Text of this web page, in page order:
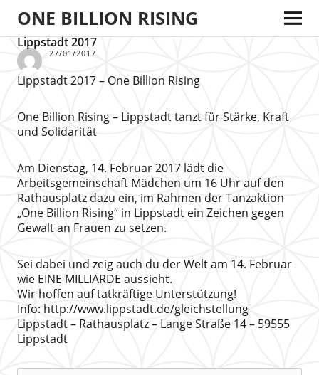
ONE BILLION RISING
Lippstadt 2017
27/01/2017
Lippstadt 2017 – One Billion Rising
One Billion Rising – Lippstadt tanzt für Stärke, Kraft
und Solidarität
Am Dienstag, 14. Februar 2017 lädt die
Arbeitsgemeinschaft Mädchen um 16 Uhr auf den
Rathausplatz dazu ein, im Rahmen der Tanzaktion
„One Billion Rising“ in Lippstadt ein Zeichen gegen
Gewalt an Frauen zu setzen.
Sei dabei und zeig auch du der Welt am 14. Februar
wie EINE MILLIARDE aussieht.
Wir hoffen auf tatkräftige Unterstützung!
Info: http://www.lippstadt.de/gleichstellung
Lippstadt – Rathausplatz – Lange Straße 14 – 59555
Lippstadt